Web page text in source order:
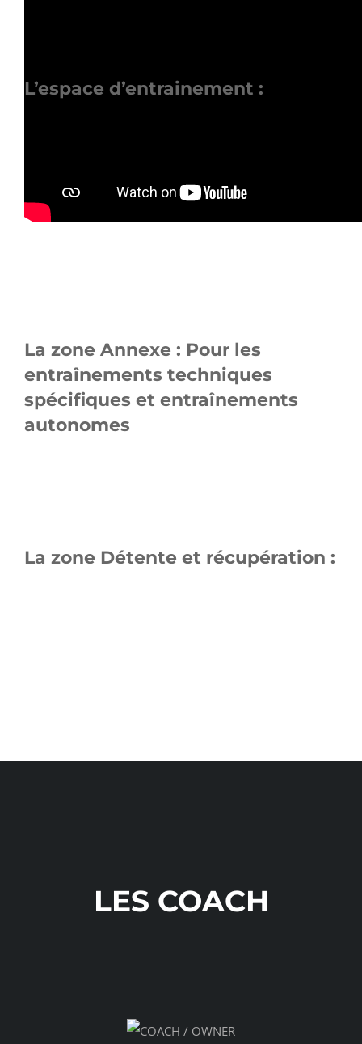
L’espace d’entrainement :
La zone Annexe : Pour les
entraînements techniques
spécifiques et entraînements
autonomes
La zone Détente et récupération :
LES COACH